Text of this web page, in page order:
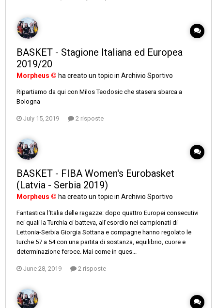
BASKET - Stagione Italiana ed Europea
2019/20
Morpheus © ha creato un topic in Archivio Sportivo
Ripartiamo da qui con Milos Teodosic che stasera sbarca a
Bologna
July 15, 2019 2 risposte
BASKET - FIBA Women's Eurobasket
(Latvia - Serbia 2019)
Morpheus © ha creato un topic in Archivio Sportivo
Fantastica l‘Italia delle ragazze: dopo quattro Europei consecutivi
nei quali la Turchia ci batteva, all’esordio nei campionati di
Lettonia-Serbia Giorgia Sottana e compagne hanno regolato le
turche 57 a 54 con una partita di sostanza, equilibrio, cuore e
determinazione feroce. Mai come in ques...
June 28, 2019 2 risposte